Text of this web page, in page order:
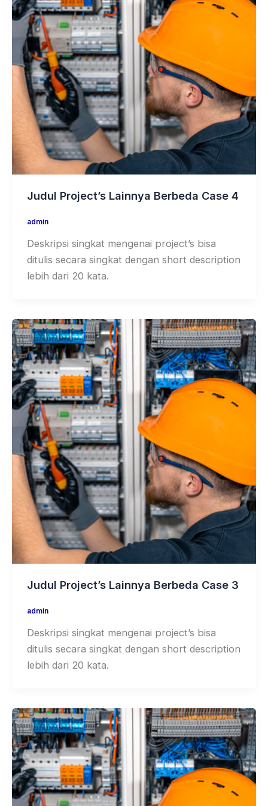
Judul Project’s Lainnya Berbeda Case 4
admin
Deskripsi singkat mengenai project’s bisa
ditulis secara singkat dengan short description
lebih dari 20 kata.
Judul Project’s Lainnya Berbeda Case 3
admin
Deskripsi singkat mengenai project’s bisa
ditulis secara singkat dengan short description
lebih dari 20 kata.